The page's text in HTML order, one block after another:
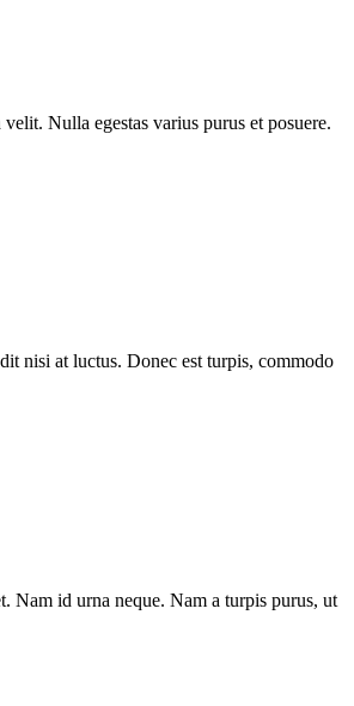
Nulla egestas varius purus et posuere.
nisi at luctus. Donec est turpis, commodo
Nam id urna neque. Nam a turpis purus, ut